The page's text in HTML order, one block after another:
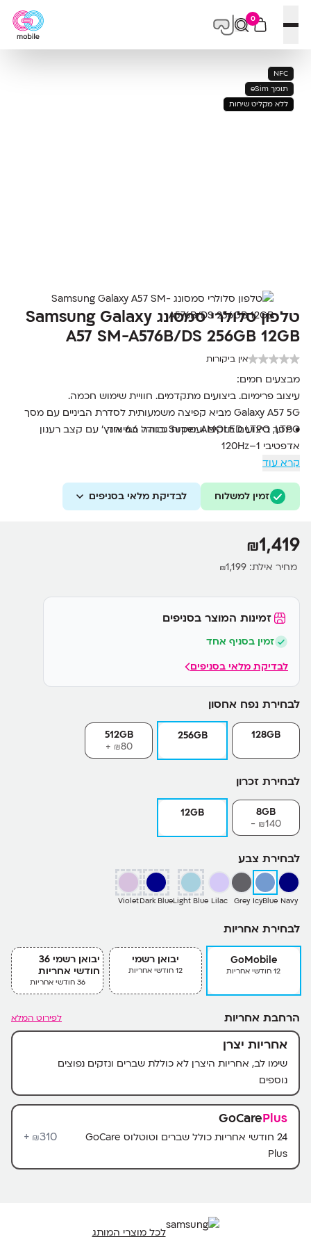
פתח תפריט
0
NFC
תומך eSim
ללא מקליט שיחות
טלפון סלולרי סמסונג Samsung Galaxy
A57 SM-A576B/DS 256GB 12GB
אין ביקורות
מבצעים חמים:
עיצוב פרימיום. ביצועים מתקדמים. חוויית שימוש חכמה.
Galaxy A57 5G מביא קפיצה משמעותית לסדרת הביניים עם מסך
LTPO, ביצועים חזקים ועמידות גבוהה במיוחד.
• מסך Super AMOLED LTPO בגודל 6.6 אינץ’ עם קצב רענון
אדפטיבי 1–120Hz
גרפיים מתקדמים
• מערך צילום משולש 50MP עם OIS וצילום וידאו 4K@60fps
• זיכרון 12GB RAM ואחסון 256GB מהיר מסוג UFS 3.1
Victus+
קרא עוד
זמין למשלוח לבדיקת מלאי בסניפים
₪1,419
מחיר אילת: ₪1,199
זמינות המוצר בסניפים
זמין בסניף אחד
לבדיקת מלאי בסניפים
לבחירת נפח אחסון
128GB
256GB
512GB
₪80+
לבחירת זכרון
8GB
₪140-
12GB
לבחירת צבע
Navy
IcyBlue
Grey
Lilac
Light Blue
Dark Blue
Violet
לבחירת אחריות
GoMobile
12 חודשי אחריות
יבואן רשמי
12 חודשי אחריות
יבואן רשמי 36
חודשי אחריות
36 חודשי אחריות
הרחבת אחריות לפירוט המלא
אחריות יצרן
שימו לב, אחריות היצרן לא כוללת שברים ונזקים נפוצים
נוספים
GoCarePlus
24 חודשי אחריות כולל שברים וטוטלוס GoCare
Plus
₪310+
לכל מוצרי המותג